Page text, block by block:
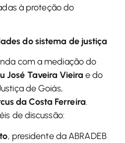
à proteção do
do sistema de justiça
com a mediação do
José Taveira Vieira e do
de Goiás,
da Costa Ferreira.
de discussão:
, presidente da ABRADEB